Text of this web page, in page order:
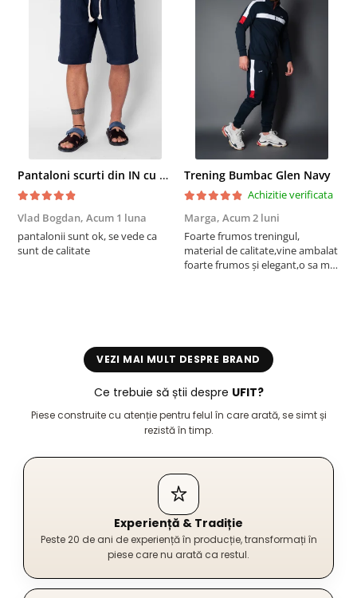
Pantaloni scurti din IN cu nasture si snur Navy
Vlad Bogdan, Acum 1 luna
pantalonii sunt ok, se vede ca
sunt de calitate
Trening Bumbac Glen Navy
Achizitie verificata
Marga, Acum 2 luni
Foarte frumos treningul,
material de calitate,vine ambalat
foarte frumos și elegant,o sa mai
VEZI MAI MULT DESPRE BRAND
Ce trebuie să știi despre UFIT?
Piese construite cu atenție pentru felul în care arată, se simt și
rezistă în timp.
Experiență & Tradiție
Peste 20 de ani de experiență în producție, transformați în
piese care nu arată ca restul.